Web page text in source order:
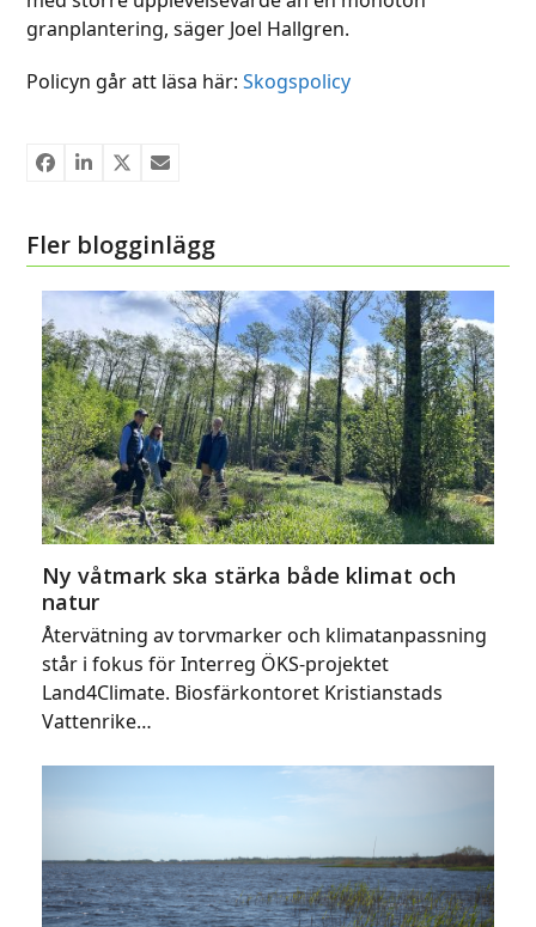
granplantering, säger Joel Hallgren.
Policyn går att läsa här:Skogspolicy
Fler blogginlägg
Ny våtmark ska stärka både klimat och
natur
Återvätning av torvmarker och klimatanpassning
står i fokus för Interreg ÖKS-projektet
Land4Climate. Biosfärkontoret Kristianstads
Vattenrike…